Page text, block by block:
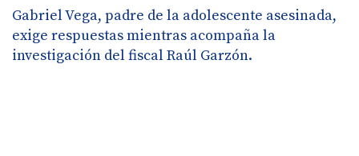
Gabriel Vega, padre de la adolescente asesinada,
exige respuestas mientras acompaña la
investigación del fiscal Raúl Garzón.